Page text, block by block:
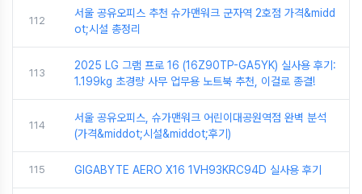
112
서울 공유오피스 추천 슈가맨워크 군자역 2호점 가격&midd
ot;시설 총정리
113
2025 LG 그램 프로 16 (16Z90TP-GA5YK) 실사용 후기:
1.199kg 초경량 사무 업무용 노트북 추천, 이걸로 종결!
114
서울 공유오피스, 슈가맨워크 어린이대공원역점 완벽 분석
(가격&middot;시설&middot;후기)
115 GIGABYTE AERO X16 1VH93KRC94D 실사용 후기